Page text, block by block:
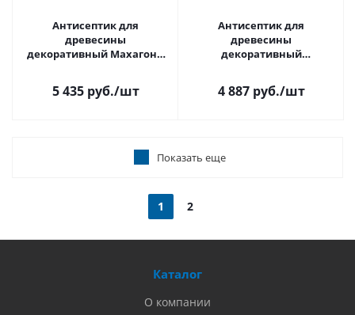
Антисептик для
древесины
декоративный Махагон 9
5 435 руб./шт
Антисептик для
древесины
декоративный
4 887 руб./шт
Показать еще
1 2
Каталог
О компании